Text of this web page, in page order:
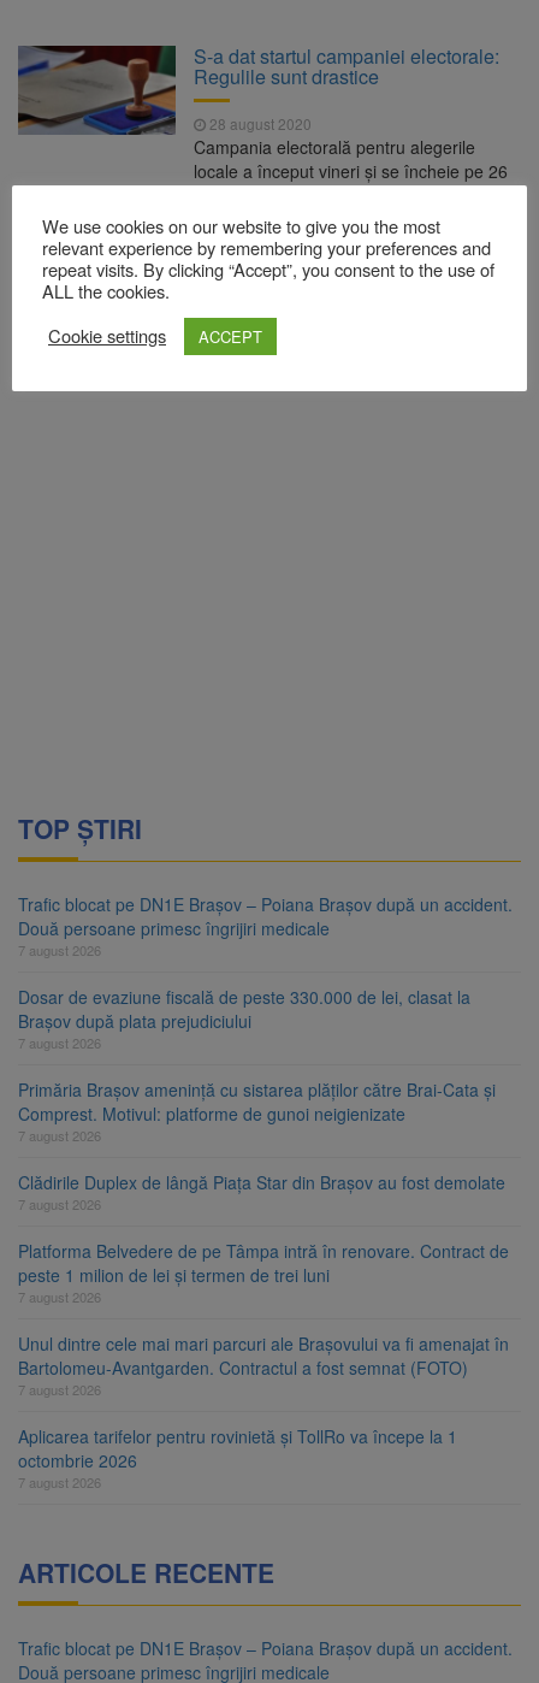
S-a dat startul campaniei electorale:
Regulile sunt drastice
28 august 2020
Campania electorală pentru alegerile
locale a început vineri şi se încheie pe 26
campania va fi atipică şi se va desfăşura
în anumite condiţii, în contextul pandemiei
de SARS-CoV-2. Astfel, întrunirile şi
interior pot dura cel mult două ore şi la ele
pot participa […]
TOP ȘTIRI
Trafic blocat pe DN1E Brașov – Poiana Brașov după un accident.
Două persoane primesc îngrijiri medicale
7 august 2026
Dosar de evaziune fiscală de peste 330.000 de lei, clasat la
Brașov după plata prejudiciului
7 august 2026
Primăria Brașov amenință cu sistarea plăților către Brai-Cata și
Comprest. Motivul: platforme de gunoi neigienizate
7 august 2026
Clădirile Duplex de lângă Piața Star din Brașov au fost demolate
7 august 2026
Platforma Belvedere de pe Tâmpa intră în renovare. Contract de
peste 1 milion de lei și termen de trei luni
7 august 2026
Unul dintre cele mai mari parcuri ale Brașovului va fi amenajat în
Bartolomeu-Avantgarden. Contractul a fost semnat (FOTO)
7 august 2026
Aplicarea tarifelor pentru rovinietă și TollRo va începe la 1
octombrie 2026
7 august 2026
ARTICOLE RECENTE
Trafic blocat pe DN1E Brașov – Poiana Brașov după un accident.
Două persoane primesc îngrijiri medicale
We use cookies on our website to give you the most
relevant experience by remembering your preferences and
repeat visits. By clicking “Accept”, you consent to the use of
ALL the cookies.
Cookie settings
ACCEPT